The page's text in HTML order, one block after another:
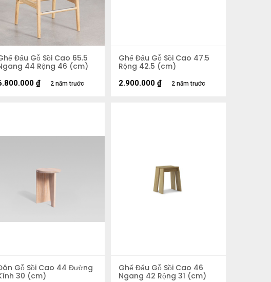
Đẩu Gỗ Sồi Cao 65.5
44 Rộng 46 (cm)
2 năm trước
₫
Ghế Đẩu Gỗ Sồi Cao 47.5
Rộng 42.5 (cm)
2 năm trước
2.900.000 ₫
Gỗ Sồi Cao 44 Đường
30 (cm)
Ghế Đẩu Gỗ Sồi Cao 46
Ngang 42 Rộng 31 (cm)